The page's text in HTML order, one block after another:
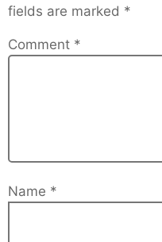
fields are marked *
Comment *
Name *